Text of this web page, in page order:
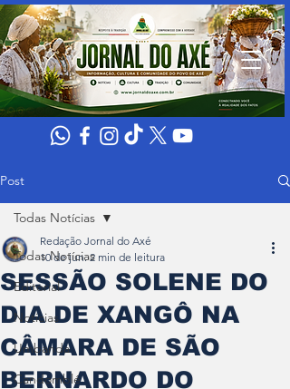
Post
Todas Notícias
Editorial
Noticias
Umbanda
Candomblé
Todas Notícias
SESSÃO SOLENE DO
DIA DE XANGÔ NA
CÂMARA DE SÃO
BERNARDO DO
Redação Jornal do Axé
10 de jun. 2 min de leitura